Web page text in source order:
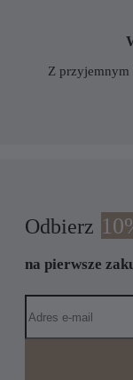
Z
Odbierz
na pierwsze